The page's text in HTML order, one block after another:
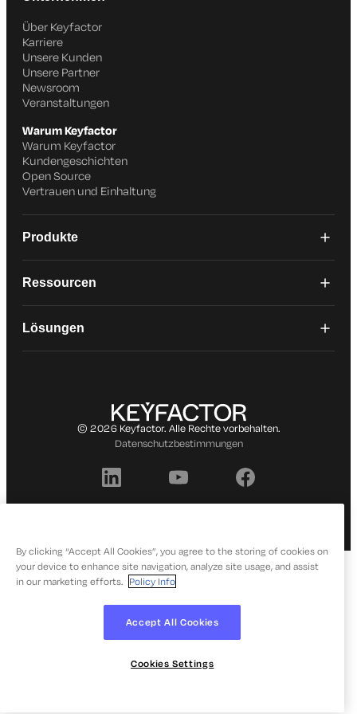
Über Keyfactor
Karriere
Unsere Kunden
Unsere Partner
Newsroom
Veranstaltungen
Warum Keyfactor
Warum Keyfactor
Kundengeschichten
Open Source
Vertrauen und Einhaltung
Produkte
Ressourcen
Lösungen
© 2026 Keyfactor. Alle Rechte vorbehalten.
Datenschutzbestimmungen
By clicking “Accept All Cookies”, you agree to the storing of cookies on
your device to enhance site navigation, analyze site usage, and assist
in our marketing efforts. Policy Info
Accept All Cookies
Cookies Settings